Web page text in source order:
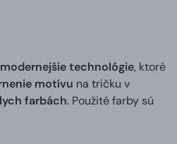
technológie, ktoré
motívu na tričku v
farbách. Použité farby sú